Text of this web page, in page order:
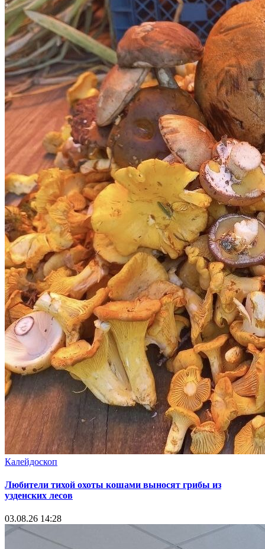
Калейдоскоп
Любители тихой охоты кошами выносят грибы из
узденских лесов
03.08.26 14:28